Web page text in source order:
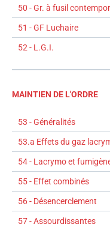
50 - Gr. à fusil
51 - GF Luchaire
52 - L.G.I.
MAINTIEN DE L'ORDRE
53 - Généralités
53.a Effets du gaz
54 - Lacrymo et
55 - Effet combinés
56 - Désencerclement
57 - Assourdissantes